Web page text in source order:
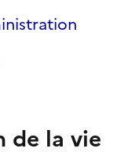
de la vie